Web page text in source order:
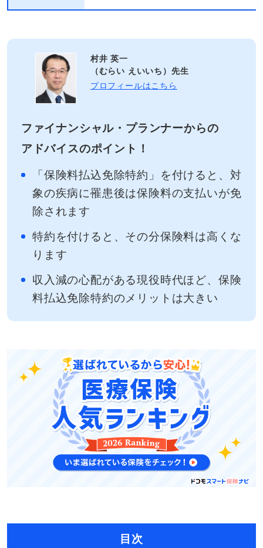
村井 英一
（むらい えいいち）先生
プロフィールはこちら
ファイナンシャル・プランナーからの
アドバイスのポイント！
「保険料払込免除特約」を付けると、対
象の疾病に罹患後は保険料の支払いが免
除されます
特約を付けると、その分保険料は高くな
ります
収入減の心配がある現役時代ほど、保険
料払込免除特約のメリットは大きい
目次